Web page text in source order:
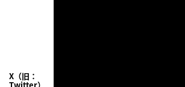
X（旧：